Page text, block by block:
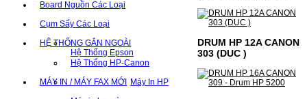
Board Nguồn Các Loại
Cụm Sấy Các Loại
HỆ THỐNG GẮN NGOÀI
Hệ Thống Epson
Hệ Thống HP-Canon
MÁY IN / MÁY FAX MỚI Máy In HP
DRUM HP 12A CANON
303 (DUC )